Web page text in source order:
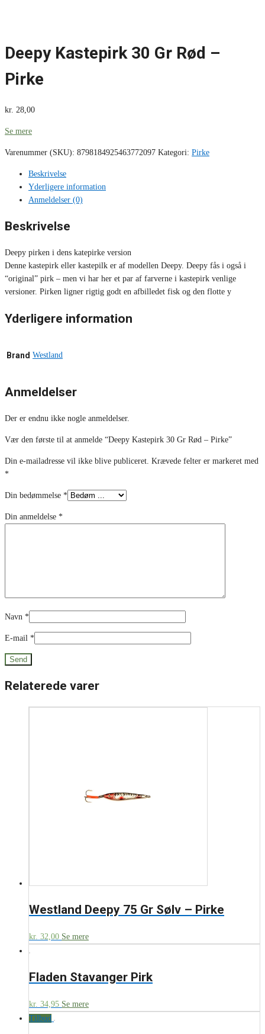
Deepy Kastepirk 30 Gr Rød –
Pirke
kr. 28,00
Se mere
Varenummer (SKU): 8798184925463772097 Kategori: Pirke
Beskrivelse
Yderligere information
Anmeldelser (0)
Beskrivelse
Deepy pirken i dens katepirke version
Denne kastepirk eller kastepilk er af modellen Deepy. Deepy fås i også i
“original” pirk – men vi har her et par af farverne i kastepirk venlige
versioner. Pirken ligner rigtig godt en afbilledet fisk og den flotte y
Yderligere information
Brand Westland
Anmeldelser
Der er endnu ikke nogle anmeldelser.
Vær den første til at anmelde “Deepy Kastepirk 30 Gr Rød – Pirke”
Din e-mailadresse vil ikke blive publiceret. Krævede felter er markeret med
*
Din bedømmelse *
Din anmeldelse *
Navn *
E-mail *
Relaterede varer
Westland Deepy 75 Gr Sølv – Pirke
kr. 32,00 Se mere
Fladen Stavanger Pirk
kr. 34,95 Se mere
Tilbud